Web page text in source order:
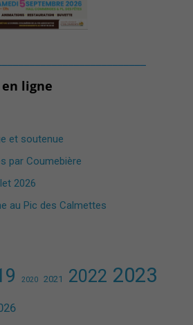
ligne
et soutenue
par Coumebière
2026
au Pic des Calmettes
2020 2021 2022 2023